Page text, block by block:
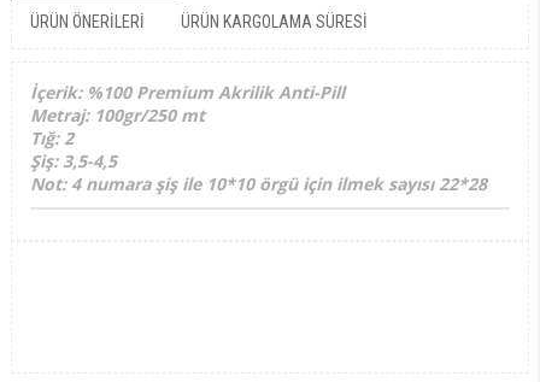
ÜRÜN ÖNERILERI ÜRÜN KARGOLAMA SÜRESI
İçerik: %100 Premium Akrilik Anti-Pill
Metraj: 100gr/250 mt
Tığ: 2
Şiş: 3,5-4,5
Not: 4 numara şiş ile 10*10 örgü için ilmek sayısı 22*28